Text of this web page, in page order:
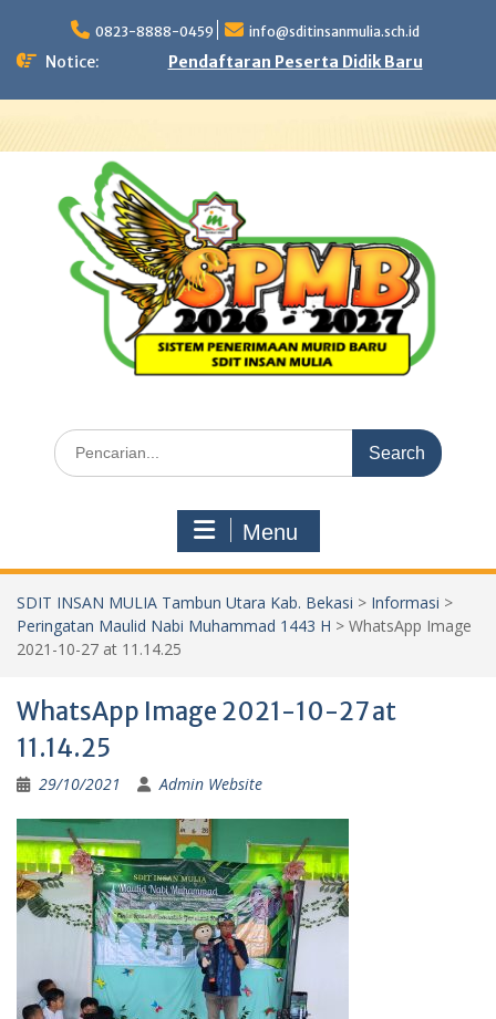
content
0823-8888-0459 info@sditinsanmulia.sch.id
Notice: Pendaftaran Peserta Didik Baru
Search
for:
Menu
SDIT INSAN MULIA Tambun Utara Kab. Bekasi > Informasi >
Peringatan Maulid Nabi Muhammad 1443 H > WhatsApp Image
2021-10-27 at 11.14.25
WhatsApp Image 2021-10-27 at
11.14.25
29/10/2021 Admin Website